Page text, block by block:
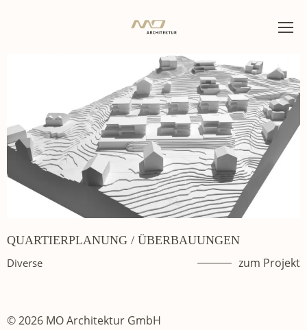
QUARTIERPLANUNG / ÜBERBAUUNGEN
Diverse
zum Projekt
© 2026 MO Architektur GmbH